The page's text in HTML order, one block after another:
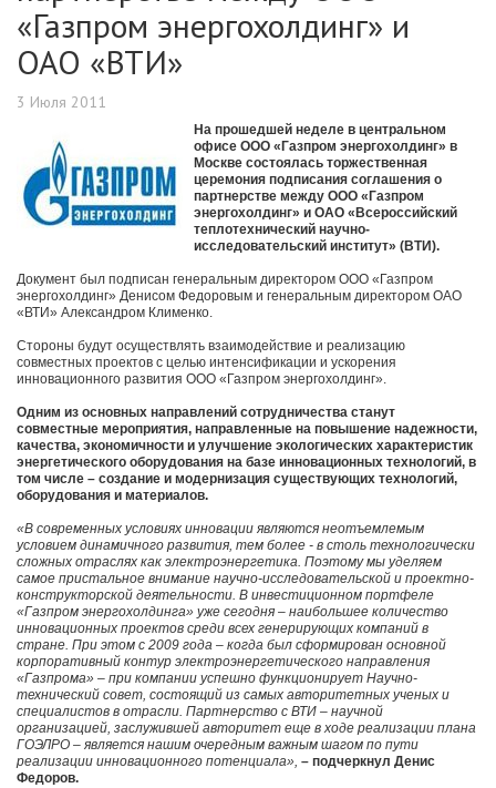
«Газпром энергохолдинг» и
ОАО «ВТИ»
3 Июля 2011
На прошедшей неделе в центральном
офисе ООО «Газпром энергохолдинг» в
Москве состоялась торжественная
церемония подписания соглашения о
партнерстве между ООО «Газпром
энергохолдинг» и ОАО «Всероссийский
теплотехнический научно-
исследовательский институт» (ВТИ).
Документ был подписан генеральным директором ООО «Газпром
энергохолдинг» Денисом Федоровым и генеральным директором ОАО
«ВТИ» Александром Клименко.
Стороны будут осуществлять взаимодействие и реализацию
совместных проектов с целью интенсификации и ускорения
инновационного развития ООО «Газпром энергохолдинг».
Одним из основных направлений сотрудничества станут
совместные мероприятия, направленные на повышение надежности,
качества, экономичности и улучшение экологических характеристик
энергетического оборудования на базе инновационных технологий, в
том числе – создание и модернизация существующих технологий,
оборудования и материалов.
«В современных условиях инновации являются неотъемлемым
условием динамичного развития, тем более - в столь технологически
сложных отраслях как электроэнергетика. Поэтому мы уделяем
самое пристальное внимание научно-исследовательской и проектно-
конструкторской деятельности. В инвестиционном портфеле
«Газпром энергохолдинга» уже сегодня – наибольшее количество
инновационных проектов среди всех генерирующих компаний в
стране. При этом с 2009 года – когда был сформирован основной
корпоративный контур электроэнергетического направления
«Газпрома» – при компании успешно функционирует Научно-
технический совет, состоящий из самых авторитетных ученых и
специалистов в отрасли. Партнерство с ВТИ – научной
организацией, заслужившей авторитет еще в ходе реализации плана
ГОЭЛРО – является нашим очередным важным шагом по пути
реализации инновационного потенциала», – подчеркнул Денис
Федоров.